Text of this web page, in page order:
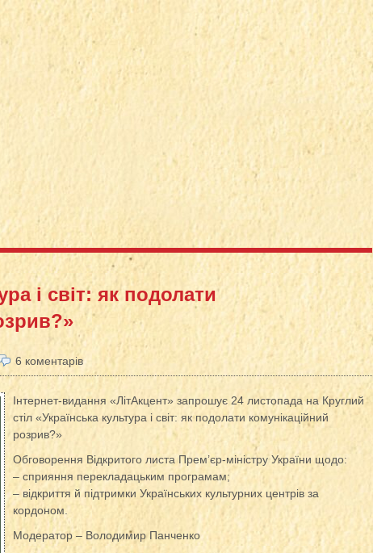
і світ: як подолати
6 коментарів
Інтернет-видання «ЛітАкцент» запрошує 24 листопада на Круглий
стіл «Українська культура і світ: як подолати комунікаційний
розрив?»
Обговорення Відкритого листа Прем’єр-міністру України щодо:
– сприяння перекладацьким програмам;
– відкриття й підтримки Українських культурних центрів за
кордоном.
Модератор – Володимир Панченко